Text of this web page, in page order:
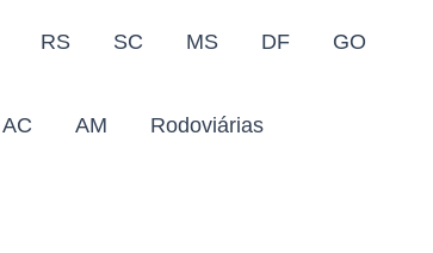
RS SC MS DF GO
AC AM Rodoviárias